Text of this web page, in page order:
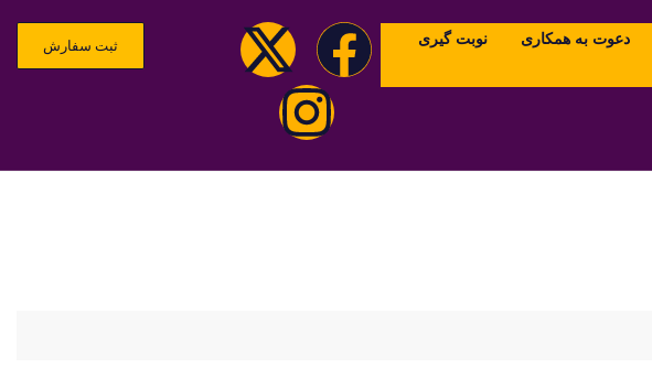
دعوت به همکاری
نوبت گیری
ثبت سفارش